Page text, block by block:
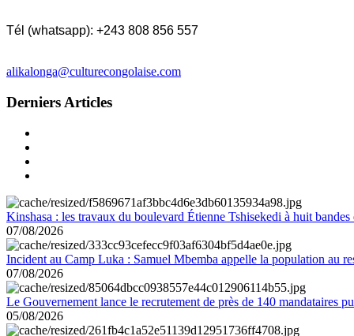
Tél (whatsapp): +243 808 856 557
alikalonga@culturecongolaise.com
Derniers Articles
Kinshasa : les travaux du boulevard Étienne Tshisekedi à huit
07/08/2026
Incident au Camp Luka : Samuel Mbemba appelle la population au
07/08/2026
Le Gouvernement lance le recrutement de près de 140 mandataires
05/08/2026